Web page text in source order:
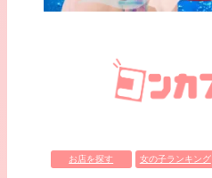
お店を探す 女の子ランキング